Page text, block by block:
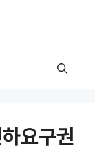
요구권